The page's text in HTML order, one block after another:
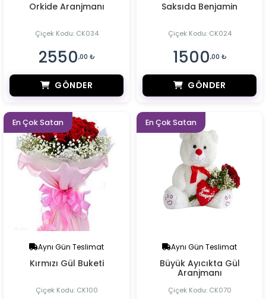
Orkide Aranjmanı
Çiçek Kodu: CK034
2550,00 ₺
GÖNDER
Saksıda Benjamin
Çiçek Kodu: CK024
1500,00 ₺
GÖNDER
En Çok Satan
Aynı Gün Teslimat
Kırmızı Gül Buketi
Çiçek Kodu: CK100
En Çok Satan
Aynı Gün Teslimat
Büyük Ayıcıkta Gül
Aranjmanı
Çiçek Kodu: CK070